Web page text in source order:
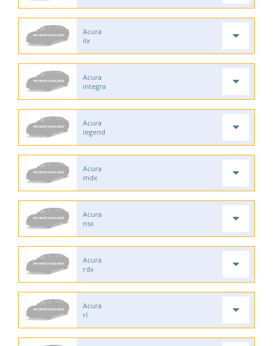
Acura
ilx
Acura
integra
Acura
legend
Acura
mdx
Acura
nsx
Acura
rdx
Acura
rl